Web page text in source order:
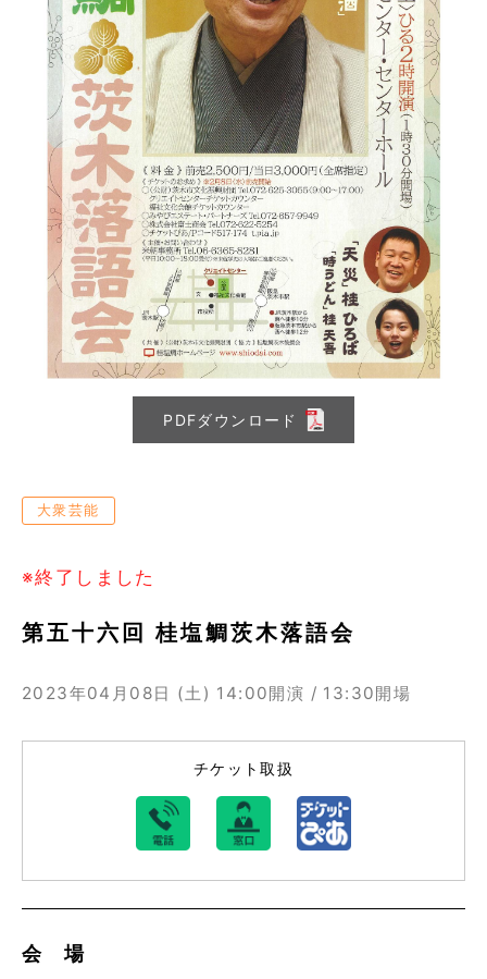
PDFダウンロード
大衆芸能
※終了しました
第五十六回 桂塩鯛茨木落語会
2023年04月08日 (土) 14:00開演 / 13:30開場
チケット取扱
会 場